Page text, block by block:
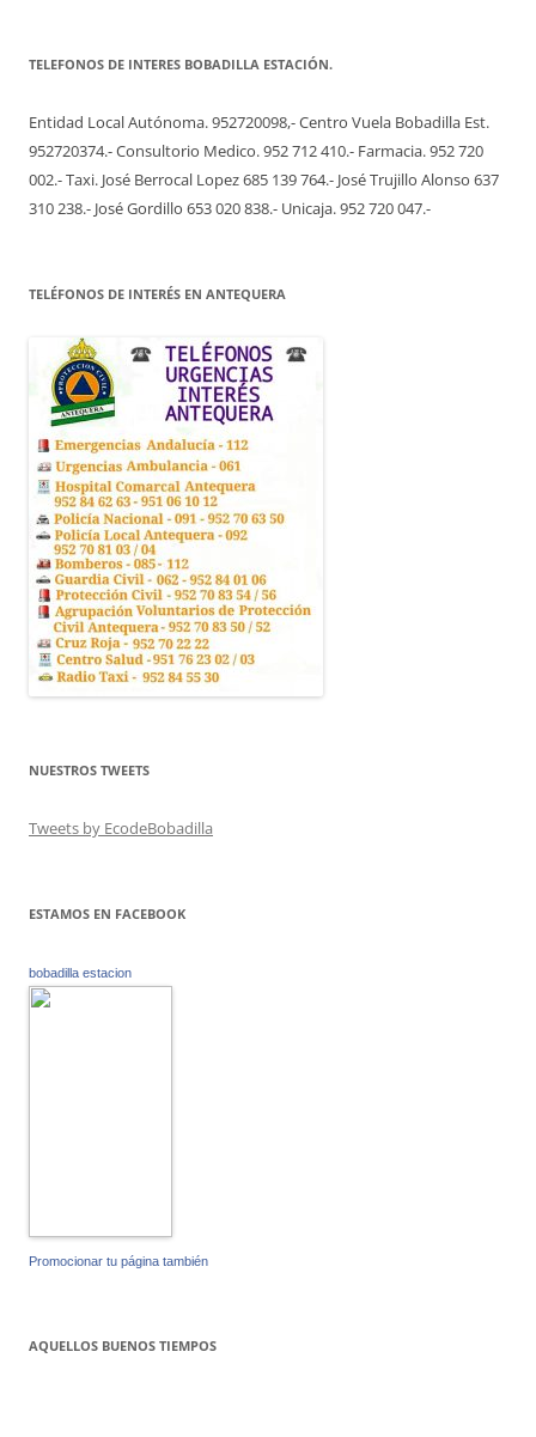
TELEFONOS DE INTERES BOBADILLA ESTACIÓN.
Entidad Local Autónoma. 952720098,- Centro Vuela Bobadilla Est.
952720374.- Consultorio Medico. 952 712 410.- Farmacia. 952 720
002.- Taxi. José Berrocal Lopez 685 139 764.- José Trujillo Alonso 637
310 238.- José Gordillo 653 020 838.- Unicaja. 952 720 047.-
TELÉFONOS DE INTERÉS EN ANTEQUERA
NUESTROS TWEETS
Tweets by EcodeBobadilla
ESTAMOS EN FACEBOOK
bobadilla estacion
Promocionar tu página también
AQUELLOS BUENOS TIEMPOS